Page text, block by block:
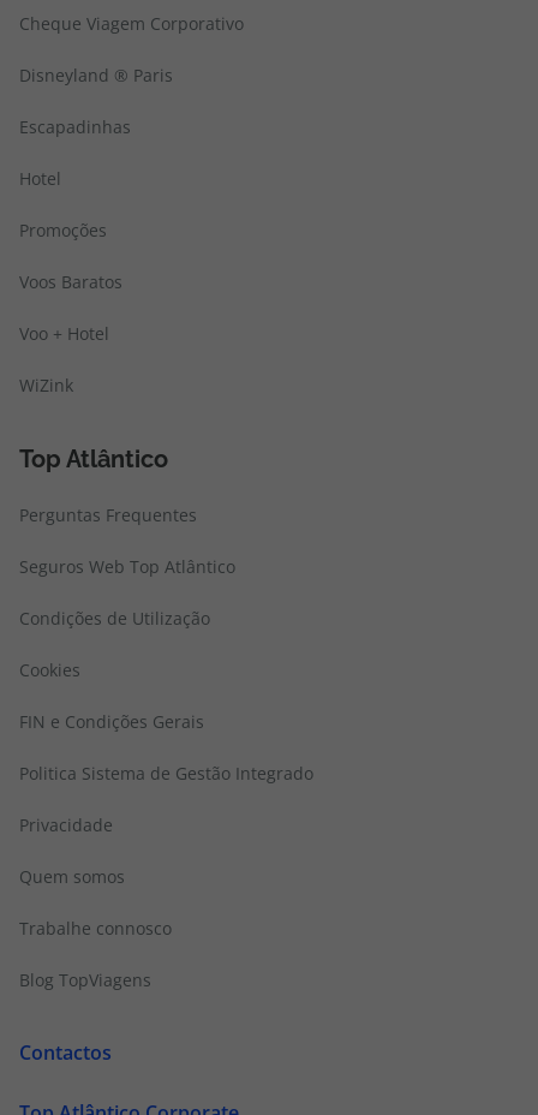
Cheque Viagem Corporativo
Disneyland ® Paris
Escapadinhas
Hotel
Promoções
Voos Baratos
Voo + Hotel
WiZink
Top Atlântico
Perguntas Frequentes
Seguros Web Top Atlântico
Condições de Utilização
Cookies
FIN e Condições Gerais
Politica Sistema de Gestão Integrado
Privacidade
Quem somos
Trabalhe connosco
Blog TopViagens
Contactos